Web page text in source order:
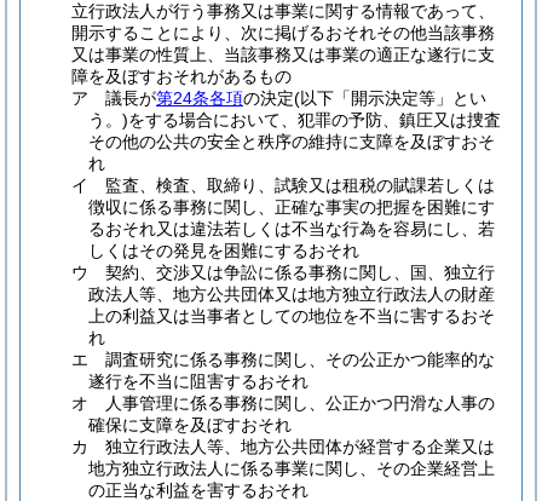
立行政法人が行う事務又は事業に関する情報であって、
開示することにより、次に掲げるおそれその他当該事務
又は事業の性質上、当該事務又は事業の適正な遂行に支
障を及ぼすおそれがあるもの
ア
議長が第24条各項の決定(以下「開示決定等」とい
う。)をする場合において、犯罪の予防、鎮圧又は捜査
その他の公共の安全と秩序の維持に支障を及ぼすおそ
れ
イ
監査、検査、取締り、試験又は租税の賦課若しくは
徴収に係る事務に関し、正確な事実の把握を困難にす
るおそれ又は違法若しくは不当な行為を容易にし、若
しくはその発見を困難にするおそれ
ウ
契約、交渉又は争訟に係る事務に関し、国、独立行
政法人等、地方公共団体又は地方独立行政法人の財産
上の利益又は当事者としての地位を不当に害するおそ
れ
エ
調査研究に係る事務に関し、その公正かつ能率的な
遂行を不当に阻害するおそれ
オ
人事管理に係る事務に関し、公正かつ円滑な人事の
確保に支障を及ぼすおそれ
カ
独立行政法人等、地方公共団体が経営する企業又は
地方独立行政法人に係る事業に関し、その企業経営上
の正当な利益を害するおそれ